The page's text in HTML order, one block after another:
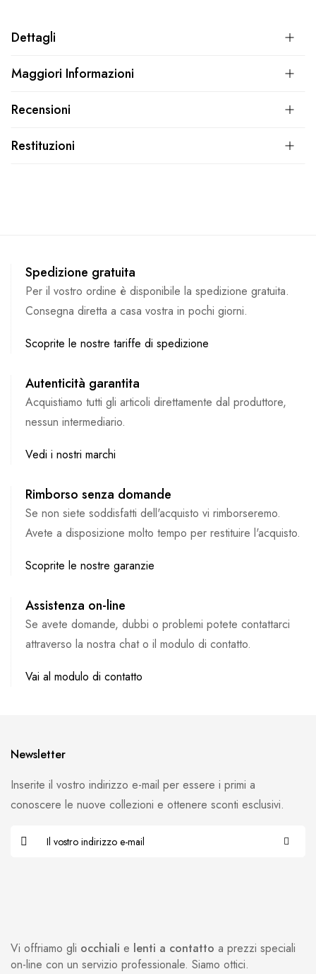
Dettagli
Maggiori Informazioni
Recensioni
Restituzioni
Spedizione gratuita
Per il vostro ordine è disponibile la spedizione gratuita.
Consegna diretta a casa vostra in pochi giorni.
Scoprite le nostre tariffe di spedizione
Autenticità garantita
Acquistiamo tutti gli articoli direttamente dal produttore,
nessun intermediario.
Vedi i nostri marchi
Rimborso senza domande
Se non siete soddisfatti dell'acquisto vi rimborseremo.
Avete a disposizione molto tempo per restituire l'acquisto.
Scoprite le nostre garanzie
Assistenza on-line
Se avete domande, dubbi o problemi potete contattarci
attraverso la nostra chat o il modulo di contatto.
Vai al modulo di contatto
Vi offriamo gli occhiali e lenti a contatto a prezzi speciali
on-line con un servizio professionale. Siamo ottici.
Newsletter
Inserite il vostro indirizzo e-mail per essere i primi a
conoscere le nuove collezioni e ottenere sconti esclusivi.